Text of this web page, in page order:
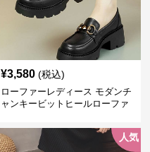
¥3,580 (税込)
ローファーレディース モダンチ
ャンキービットヒールローファ
人気